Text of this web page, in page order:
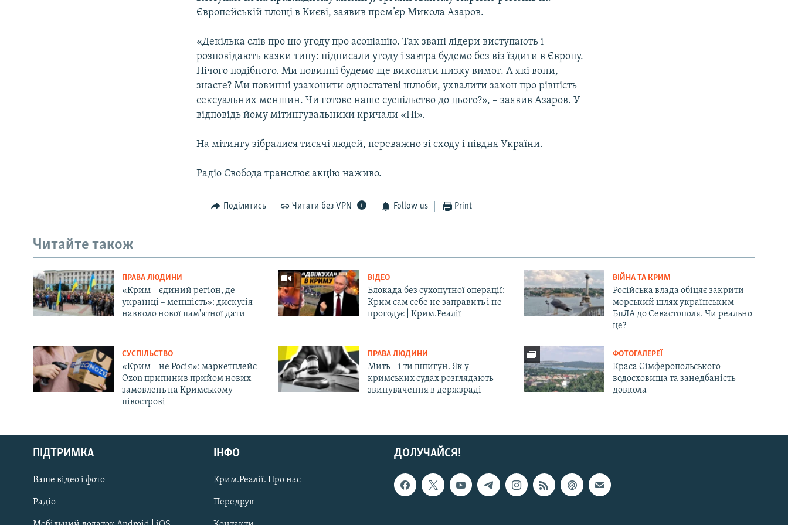
Русский
Qırımtatar
ДОЛУЧАЙСЯ!
Європейській площі в Києві, заявив прем’єр Микола Азаров.
«Декілька слів про цю угоду про асоціацію. Так звані лідери виступають і
розповідають казки типу: підписали угоду і завтра будемо без віз їздити в Європу.
Нічого подібного. Ми повинні будемо ще виконати низку вимог. А які вони,
знаєте? Ми повинні узаконити одностатеві шлюби, ухвалити закон про рівність
сексуальних меншин. Чи готове наше суспільство до цього?», – заявив Азаров. У
відповідь йому мітингувальники кричали «Ні».
На мітингу зібралися тисячі людей, переважно зі сходу і півдня України.
Радіо Свобода транслює акцію наживо.
Поділитись Читати без VPN Follow us Print
Читайте також
ПРАВА ЛЮДИНИ
«Крим – єдиний регіон, де
українці – меншість»: дискусія
навколо нової пам'ятної дати
ВІДЕО
Блокада без сухопутної операції:
Крим сам себе не заправить і не
прогодує | Крим.Реалії
ВІЙНА ТА КРИМ
Російська влада обіцяє закрити
морський шлях українським
БпЛА до Севастополя. Чи реально
це?
СУСПІЛЬСТВО
«Крим – не Росія»: маркетплейс
Ozon припинив прийом нових
замовлень на Кримському
півострові
ПРАВА ЛЮДИНИ
Мить – і ти шпигун. Як у
кримських судах розглядають
звинувачення в держзраді
ФОТОГАЛЕРЕЇ
Краса Сімферопольського
водосховища та занедбаність
довкола
ДОЛУЧАЙСЯ!
ПІДТРИМКА
Ваше відео і фото
Радіо
ІНФО
Крим.Реалії. Про нас
Передрук